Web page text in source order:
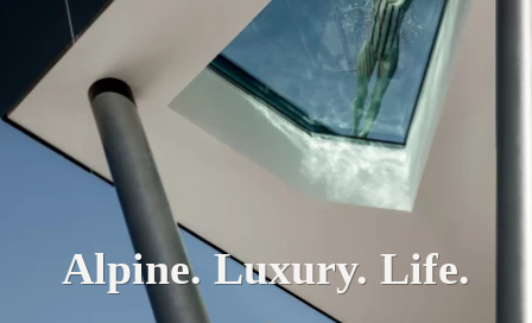
Alpine. Luxury. Life.